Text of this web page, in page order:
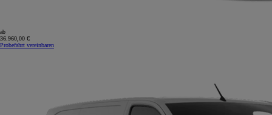
ab
36.960,00 €
Probefahrt vereinbaren